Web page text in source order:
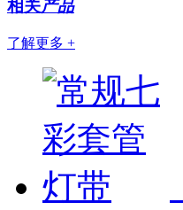
相关产品
了解更多 +